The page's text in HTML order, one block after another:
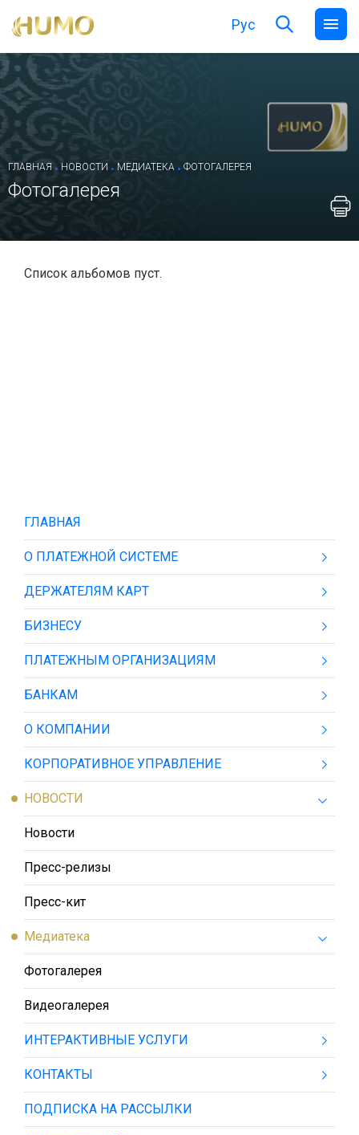
Рус
ГЛАВНАЯ . НОВОСТИ . МЕДИАТЕКА . ФОТОГАЛЕРЕЯ
Фотогалерея
Список альбомов пуст.
ГЛАВНАЯ
О ПЛАТЕЖНОЙ СИСТЕМЕ
ДЕРЖАТЕЛЯМ КАРТ
БИЗНЕСУ
ПЛАТЕЖНЫМ ОРГАНИЗАЦИЯМ
БАНКАМ
О КОМПАНИИ
КОРПОРАТИВНОЕ УПРАВЛЕНИЕ
НОВОСТИ
Новости
Пресс-релизы
Пресс-кит
Медиатека
Фотогалерея
Видеогалерея
ИНТЕРАКТИВНЫЕ УСЛУГИ
КОНТАКТЫ
ПОДПИСКА НА РАССЫЛКИ